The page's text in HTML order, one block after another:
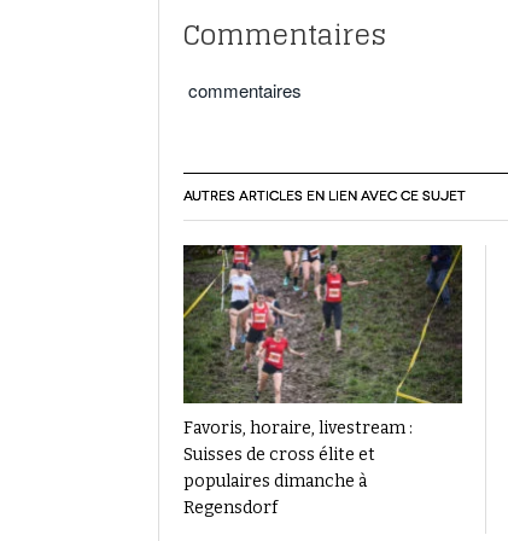
Commentaires
commentaires
AUTRES ARTICLES EN LIEN AVEC CE SUJET
Favoris, horaire, livestream :
Suisses de cross élite et
populaires dimanche à
Regensdorf